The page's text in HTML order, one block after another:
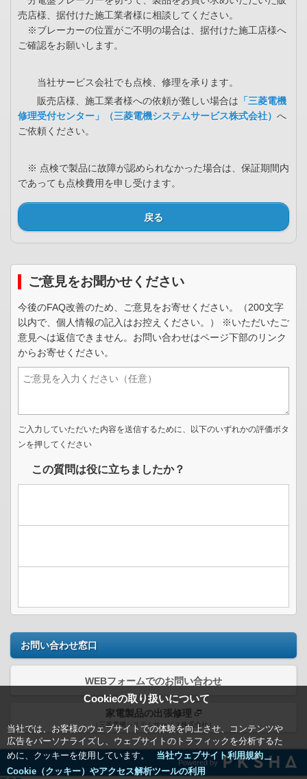
Cookieの取り扱いについて
当社では、お客様のウェブサイトでの体験を向上させ、コンテンツや
広告をパーソナライズし、ウェブサイトのトラフィックを分析するた
めに、クッキーを使用しています。
当社ウェブサイト利用規約＿
Cookie（クッキー）やアクセス解析ツールの利用
売店様、据付けた施工業者様に相談してください。
※ブレーカーの位置がご不明の場合は、据付けた施工店様へ
ご確認をお願いします。
当社サービス会社でも点検、修理を承ります。
販売店様、施工業者様への依頼が難しい場合は 「三菱電機
修理受付センター」（三菱電機システムサービス株式会社） へ
ご依頼ください。
※ 点検で製品に故障が認められなかった場合は、保証期間内
であっても点検費用を申し受けます。
戻る
ご意見をお聞かせください
今後のFAQ改善のため、ご意見をお寄せください。（200文字
以内で、個人情報の記入はお控えください。） ※いただいたご
意見へは返信できません。お問い合わせはページ下部のリンク
からお寄せください。
ご入力していただいた内容を送信するために、以下のいずれかの評価ボタ
ンを押してください
この質問は役に立ちましたか？
お問い合わせ窓口
WEBフォームでのお問い合わせ
家電製品の出張修理
（三菱電機システムサービス株式会社）
Powered by